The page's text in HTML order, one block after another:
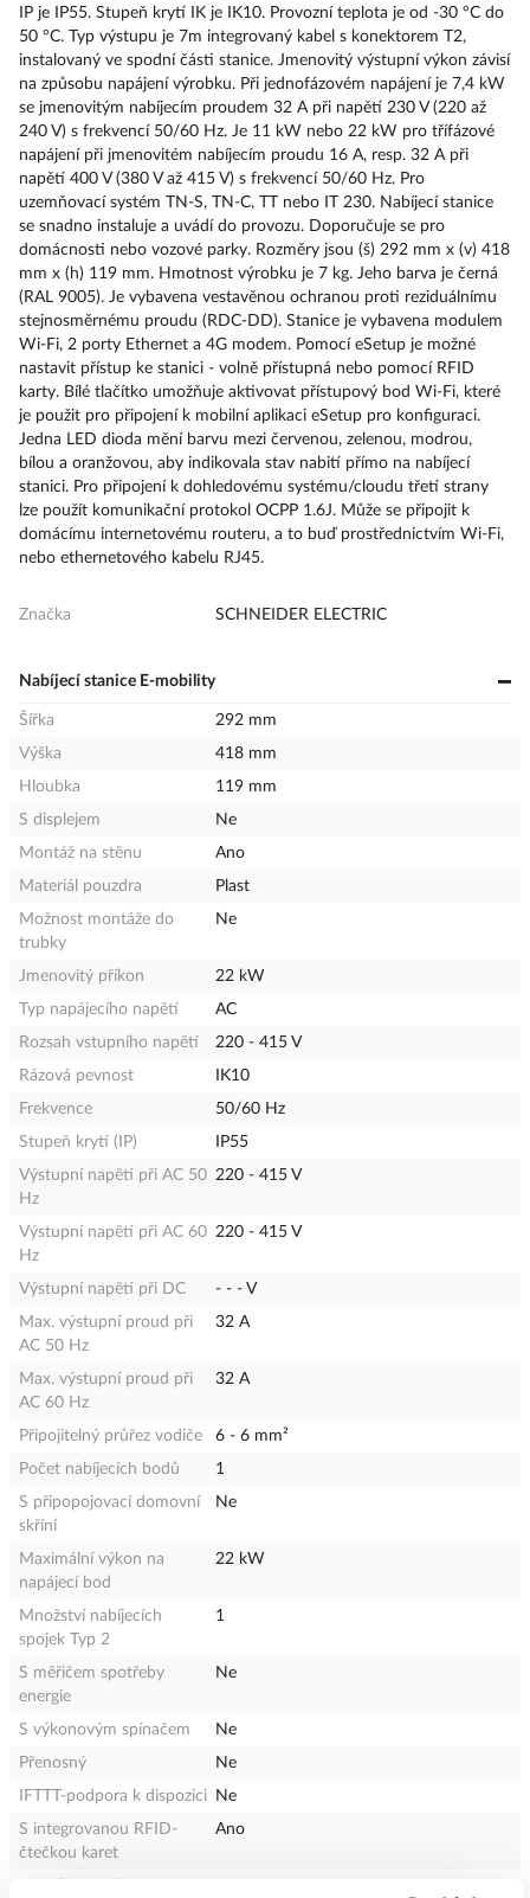
IP je IP55. Stupeň krytí IK je IK10. Provozní teplota je od -30 °C do
50 °C. Typ výstupu je 7m integrovaný kabel s konektorem T2,
instalovaný ve spodní části stanice. Jmenovitý výstupní výkon závisí
na způsobu napájení výrobku. Při jednofázovém napájení je 7,4 kW
se jmenovitým nabíjecím proudem 32 A při napětí 230 V (220 až
240 V) s frekvencí 50/60 Hz. Je 11 kW nebo 22 kW pro třífázové
napájení při jmenovitém nabíjecím proudu 16 A, resp. 32 A při
napětí 400 V (380 V až 415 V) s frekvencí 50/60 Hz. Pro
uzemňovací systém TN-S, TN-C, TT nebo IT 230. Nabíjecí stanice
se snadno instaluje a uvádí do provozu. Doporučuje se pro
domácnosti nebo vozové parky. Rozměry jsou (š) 292 mm x (v) 418
mm x (h) 119 mm. Hmotnost výrobku je 7 kg. Jeho barva je černá
(RAL 9005). Je vybavena vestavěnou ochranou proti reziduálnímu
stejnosměrnému proudu (RDC-DD). Stanice je vybavena modulem
Wi-Fi, 2 porty Ethernet a 4G modem. Pomocí eSetup je možné
nastavit přístup ke stanici - volně přístupná nebo pomocí RFID
karty. Bílé tlačítko umožňuje aktivovat přístupový bod Wi-Fi, které
je použit pro připojení k mobilní aplikaci eSetup pro konfiguraci.
Jedna LED dioda mění barvu mezi červenou, zelenou, modrou,
bílou a oranžovou, aby indikovala stav nabití přímo na nabíjecí
stanici. Pro připojení k dohledovému systému/cloudu třetí strany
lze použít komunikační protokol OCPP 1.6J. Může se připojit k
domácímu internetovému routeru, a to buď prostřednictvím Wi-Fi,
nebo ethernetového kabelu RJ45.
Značka SCHNEIDER ELECTRIC
Nabíjecí stanice E-mobility
Šířka
292 mm
Výška
418 mm
Hloubka
119 mm
S displejem
Ne
Montáž na stěnu
Ano
Materiál pouzdra
Plast
Možnost montáže do
trubky
Ne
Jmenovitý příkon
22 kW
Typ napájecího napětí
AC
Rozsah vstupního napětí
220 - 415 V
Rázová pevnost
IK10
Frekvence
50/60 Hz
Stupeň krytí (IP)
IP55
Výstupní napětí při AC 50
Hz
220 - 415 V
Výstupní napětí při AC 60
Hz
220 - 415 V
Výstupní napětí při DC
- - - V
Max. výstupní proud při
AC 50 Hz
32 A
Max. výstupní proud při
AC 60 Hz
32 A
Připojitelný průřez vodiče
6 - 6 mm²
Počet nabíjecích bodů
1
S připopojovací domovní
skříní
Ne
Maximální výkon na
napájecí bod
22 kW
Množství nabíjecích
spojek Typ 2
1
S měřičem spotřeby
energie
Ne
S výkonovým spínačem
Ne
Přenosný
Ne
IFTTT-podpora k dispozici
Ne
S integrovanou RFID-
čtečkou karet
Ano